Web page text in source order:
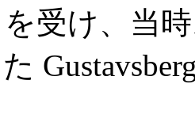
受け、当